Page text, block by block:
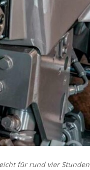
für rund vier Stunden